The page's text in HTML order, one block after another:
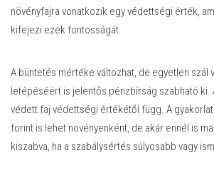
növényfajra vonatkozik egy védettségi érték,
kifejezi ezek fontosságát.
A büntetés mértéke változhat, de egyetlen szál
letépéséért is jelentős pénzbírság szabható ki.
védett faj védettségi értékétől függ. A
forint is lehet növényenként, de akár ennél is
kiszabva, ha a szabálysértés súlyosabb vagy